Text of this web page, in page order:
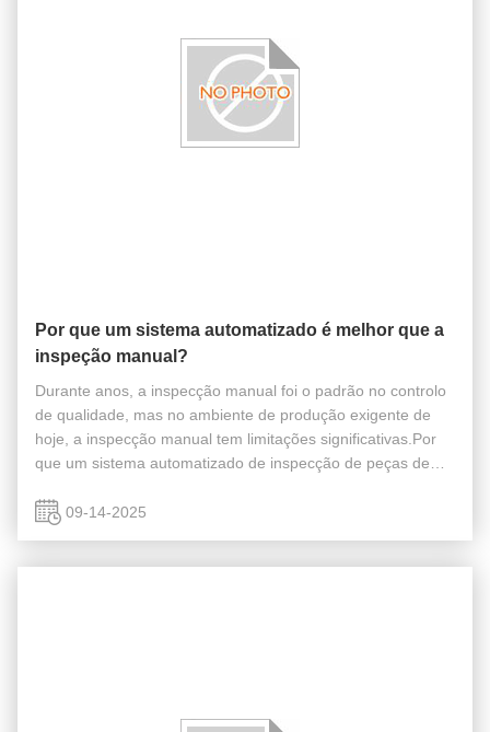
Por que um sistema automatizado é melhor que a
inspeção manual?
Durante anos, a inspecção manual foi o padrão no controlo
de qualidade, mas no ambiente de produção exigente de
hoje, a inspecção manual tem limitações significativas.Por
que um sistema automatizado de inspecção de peças de
inspecção manual? Um ...
09-14-2025